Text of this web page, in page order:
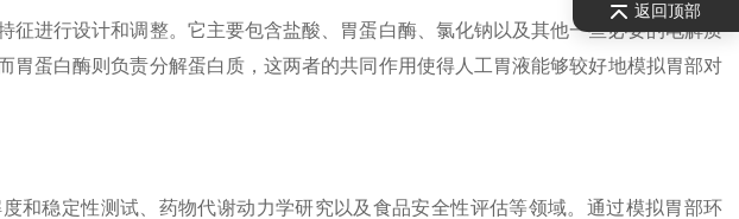
征进行设计和调整。它主要包含盐酸、胃蛋白酶、氯化钠以及其他一些必要的电解质
胃蛋白酶则负责分解蛋白质，这两者的共同作用使得人工胃液能够较好地模拟胃部对
和稳定性测试、药物代谢动力学研究以及食品安全性评估等领域。通过模拟胃部环
返回顶部